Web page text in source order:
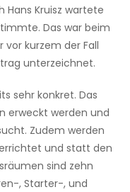
Kruisz wartete
Das war beim
vor kurzem der Fall
unterzeichnet.
sehr konkret. Das
erweckt werden und
Zudem werden
und statt den
sind zehn
, Starter-, und